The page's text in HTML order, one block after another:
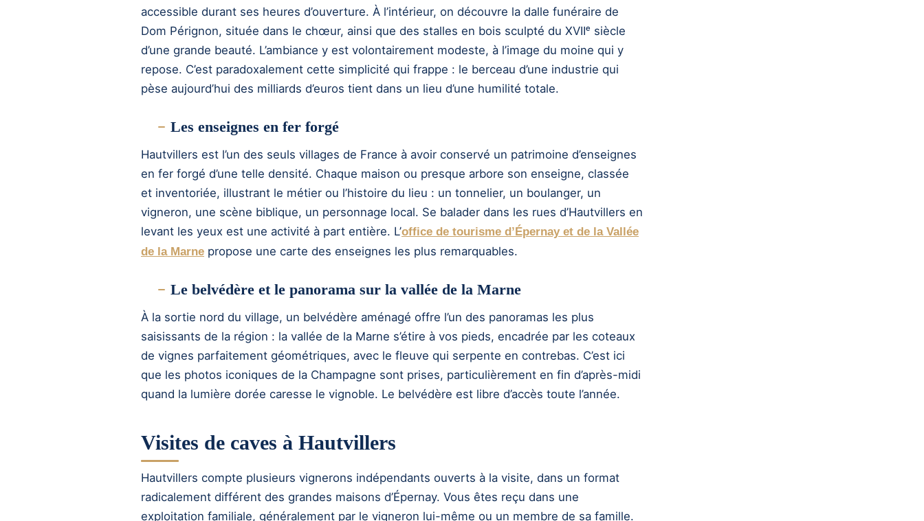
accessible durant ses heures d’ouverture. À l’intérieur, on découvre la dalle funéraire de
Dom Pérignon, située dans le chœur, ainsi que des stalles en bois sculpté du XVIIᵉ siècle
d’une grande beauté. L’ambiance y est volontairement modeste, à l’image du moine qui y
repose. C’est paradoxalement cette simplicité qui frappe : le berceau d’une industrie qui
pèse aujourd’hui des milliards d’euros tient dans un lieu d’une humilité totale.
Les enseignes en fer forgé
Hautvillers est l’un des seuls villages de France à avoir conservé un patrimoine d’enseignes
en fer forgé d’une telle densité. Chaque maison ou presque arbore son enseigne, classée
et inventoriée, illustrant le métier ou l’histoire du lieu : un tonnelier, un boulanger, un
vigneron, une scène biblique, un personnage local. Se balader dans les rues d’Hautvillers en
levant les yeux est une activité à part entière. L’office de tourisme d’Épernay et de la Vallée
de la Marne propose une carte des enseignes les plus remarquables.
Le belvédère et le panorama sur la vallée de la Marne
À la sortie nord du village, un belvédère aménagé offre l’un des panoramas les plus
saisissants de la région : la vallée de la Marne s’étire à vos pieds, encadrée par les coteaux
de vignes parfaitement géométriques, avec le fleuve qui serpente en contrebas. C’est ici
que les photos iconiques de la Champagne sont prises, particulièrement en fin d’après-midi
quand la lumière dorée caresse le vignoble. Le belvédère est libre d’accès toute l’année.
Visites de caves à Hautvillers
Hautvillers compte plusieurs vignerons indépendants ouverts à la visite, dans un format
radicalement différent des grandes maisons d’Épernay. Vous êtes reçu dans une
exploitation familiale, généralement par le vigneron lui-même ou un membre de sa famille.